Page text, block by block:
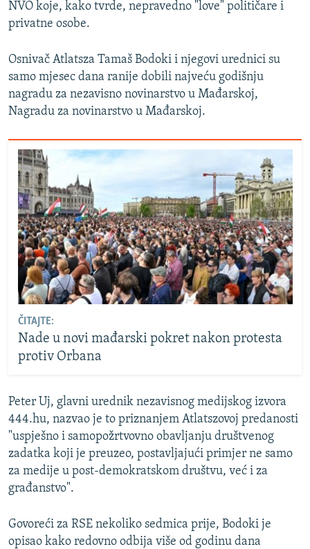
NVO koje, kako tvrde, nepravedno "love" političare i
privatne osobe.
Osnivač Atlatsza Tamaš Bodoki i njegovi urednici su
samo mjesec dana ranije dobili najveću godišnju
nagradu za nezavisno novinarstvo u Mađarskoj,
Nagradu za novinarstvo u Mađarskoj.
ČITAJTE:
Nade u novi mađarski pokret nakon protesta
protiv Orbana
Peter Uj, glavni urednik nezavisnog medijskog izvora
444.hu, nazvao je to priznanjem Atlatszovoj predanosti
"uspješno i samopožrtvovno obavljanju društvenog
zadatka koji je preuzeo, postavljajući primjer ne samo
za medije u post-demokratskom društvu, već i za
građanstvo".
Govoreći za RSE nekoliko sedmica prije, Bodoki je
opisao kako redovno odbija više od godinu dana